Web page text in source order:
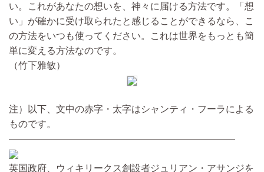
い。これがあなたの想いを、神々に届ける方法です。「想
い」が確かに受け取られたと感じることができるなら、こ
の方法をいつも使ってください。これは世界をもっとも簡
単に変える方法なのです。
（竹下雅敏）
注）以下、文中の赤字・太字はシャンティ・フーラによる
ものです。
————————————————————————
英国政府、ウィキリークス創設者ジュリアン・アサンジを